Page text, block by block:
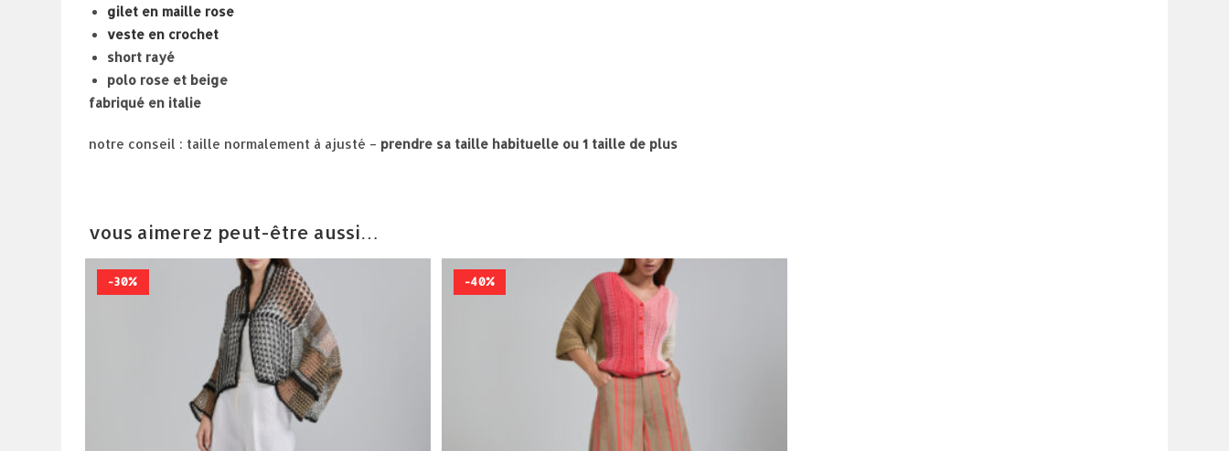
gilet en maille rose
veste en crochet
short rayé
polo rose et beige
fabriqué en italie
notre conseil : taille normalement à ajusté – prendre sa taille habituelle ou 1 taille de plus
vous aimerez peut-être aussi…
-30% -40%